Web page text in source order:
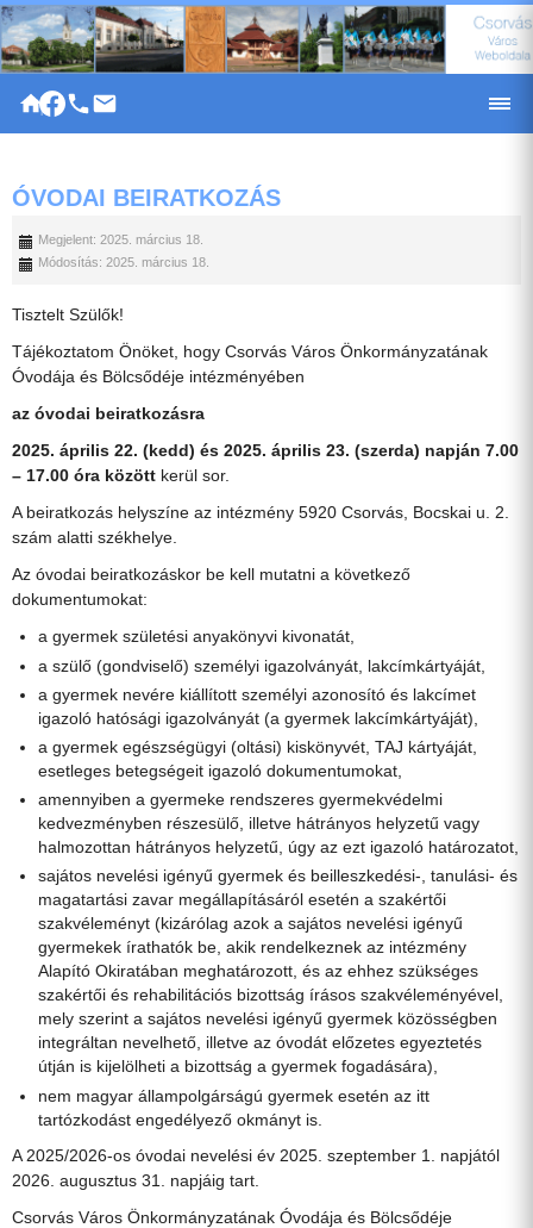
|
ÓVODAI BEIRATKOZÁS
Megjelent: 2025. március 18.
Módosítás: 2025. március 18.
Tisztelt Szülők!
Tájékoztatom Önöket, hogy Csorvás Város Önkormányzatának
Óvodája és Bölcsődéje intézményében
az óvodai beiratkozásra
2025. április 22. (kedd) és 2025. április 23. (szerda) napján 7.00
– 17.00 óra között kerül sor.
A beiratkozás helyszíne az intézmény 5920 Csorvás, Bocskai u. 2.
szám alatti székhelye.
Az óvodai beiratkozáskor be kell mutatni a következő
dokumentumokat:
a gyermek születési anyakönyvi kivonatát,
a szülő (gondviselő) személyi igazolványát, lakcímkártyáját,
a gyermek nevére kiállított személyi azonosító és lakcímet
igazoló hatósági igazolványát (a gyermek lakcímkártyáját),
a gyermek egészségügyi (oltási) kiskönyvét, TAJ kártyáját,
esetleges betegségeit igazoló dokumentumokat,
amennyiben a gyermeke rendszeres gyermekvédelmi
kedvezményben részesülő, illetve hátrányos helyzetű vagy
halmozottan hátrányos helyzetű, úgy az ezt igazoló határozatot,
sajátos nevelési igényű gyermek és beilleszkedési-, tanulási- és
magatartási zavar megállapításáról esetén a szakértői
szakvéleményt (kizárólag azok a sajátos nevelési igényű
gyermekek írathatók be, akik rendelkeznek az intézmény
Alapító Okiratában meghatározott, és az ehhez szükséges
szakértői és rehabilitációs bizottság írásos szakvéleményével,
mely szerint a sajátos nevelési igényű gyermek közösségben
integráltan nevelhető, illetve az óvodát előzetes egyeztetés
útján is kijelölheti a bizottság a gyermek fogadására),
nem magyar állampolgárságú gyermek esetén az itt
tartózkodást engedélyező okmányt is.
A 2025/2026-os óvodai nevelési év 2025. szeptember 1. napjától
2026. augusztus 31. napjáig tart.
Csorvás Város Önkormányzatának Óvodája és Bölcsődéje